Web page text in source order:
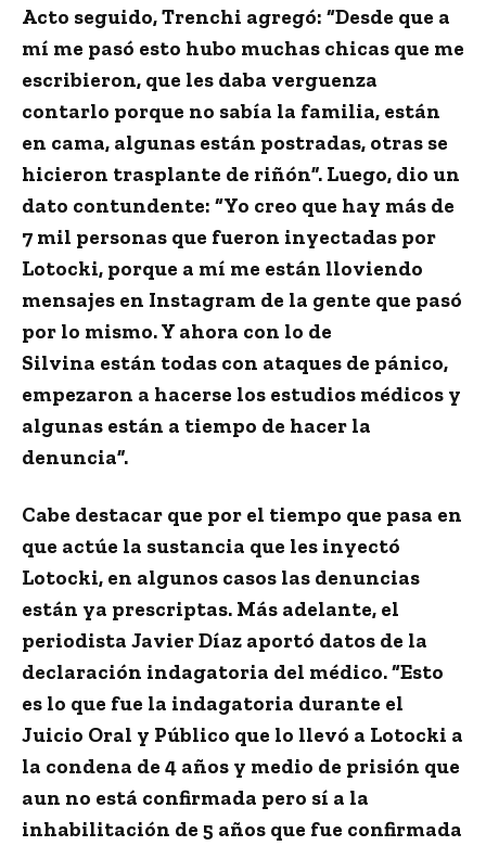
Acto seguido, Trenchi agregó: “Desde que a
mí me pasó esto hubo muchas chicas que me
escribieron, que les daba verguenza
contarlo porque no sabía la familia, están
en cama, algunas están postradas, otras se
hicieron trasplante de riñón”. Luego, dio un
dato contundente: “Yo creo que hay más de
7 mil personas que fueron inyectadas por
Lotocki, porque a mí me están lloviendo
mensajes en Instagram de la gente que pasó
por lo mismo. Y ahora con lo de
Silvina están todas con ataques de pánico,
empezaron a hacerse los estudios médicos y
algunas están a tiempo de hacer la
denuncia”.
Cabe destacar que por el tiempo que pasa en
que actúe la sustancia que les inyectó
Lotocki, en algunos casos las denuncias
están ya prescriptas. Más adelante, el
periodista Javier Díaz aportó datos de la
declaración indagatoria del médico. “Esto
es lo que fue la indagatoria durante el
Juicio Oral y Público que lo llevó a Lotocki a
la condena de 4 años y medio de prisión que
aun no está confirmada pero sí a la
inhabilitación de 5 años que fue confirmada